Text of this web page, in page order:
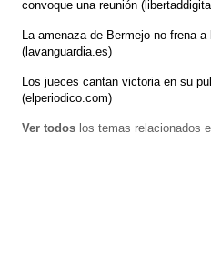
convoque una reunión
La amenaza de Bermejo no frena
(lavanguardia.es)
Los jueces cantan victoria en su
(elperiodico.com)
Ver todos los temas relacionados